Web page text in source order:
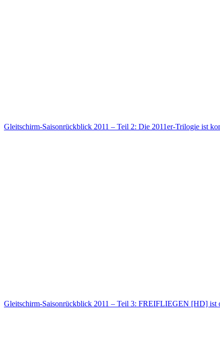
Gleitschirm-Saisonrückblick 2011 – Teil 2: Die 2011er-Trilogie ist
Gleitschirm-Saisonrückblick 2011 – Teil 3: FREIFLIEGEN [HD] ist